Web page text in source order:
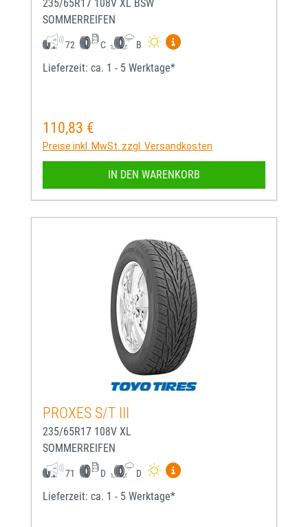
235/65R17 108V XL BSW
SOMMERREIFEN
72 C B
Mehr Informationen zum
Lieferzeit: ca. 1 - 5 Werktage*
Regulärer Preis:
110,83 €
Preise inkl. MwSt. zzgl. Versandkosten
IN DEN WARENKORB
PROXES S/T III
235/65R17 108V XL
SOMMERREIFEN
71 D D
Mehr Informationen zum
Lieferzeit: ca. 1 - 5 Werktage*